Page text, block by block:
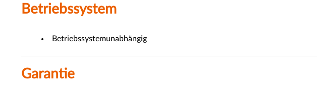
Betriebssystem
Betriebssystemunabhängig
Garantie